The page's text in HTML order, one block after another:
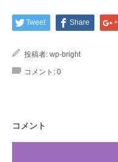
Tweet Share
投稿者: wp-bright
コメント: 0
コメント